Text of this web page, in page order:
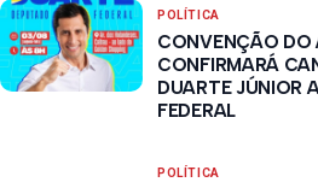
POLÍTICA
CONVENÇÃO DO
CONFIRMARÁ
DUARTE JÚNIOR
FEDERAL
POLÍTICA